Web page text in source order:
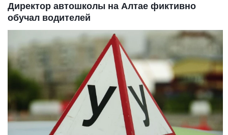
Директор автошколы на Алтае фиктивно
обучал водителей